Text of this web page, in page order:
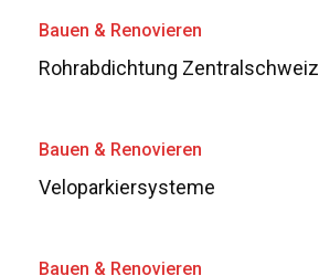
Bauen & Renovieren
Rohrabdichtung Zentralschweiz
Bauen & Renovieren
Veloparkiersysteme
Bauen & Renovieren